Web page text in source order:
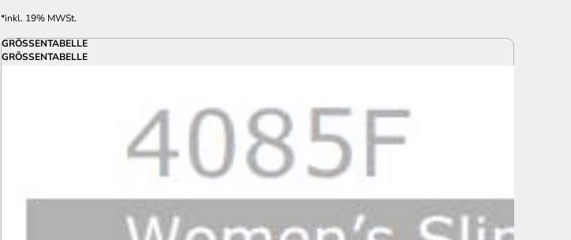
*inkl. 19% MWSt.
GRÖSSENTABELLE
GRÖSSENTABELLE